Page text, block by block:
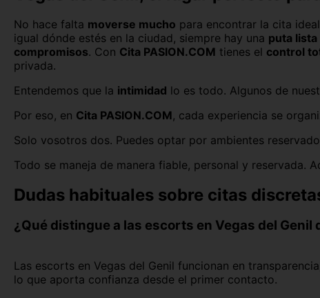
No hace falta moverse mucho para encontrar la cita
igual dónde estés en la ciudad, siempre hay una puta
compromisos. Con Cita PASION.COM tienes el control
privada.
Entendemos que la intimidad lo es todo. Algunos de
Por eso, en Cita PASION.COM, cada experiencia se
Solo vosotros dos. Puedes optar por ambientes
Todo se maneja de manera fiable, personal y reservada.
Dudas habituales sobre citas
¿Qué distingue a las escorts en Vegas del
Las escorts en Vegas del Genil funcionan en
lo que aporta confianza desde el primer contacto.